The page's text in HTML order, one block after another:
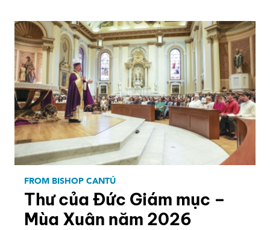
FROM BISHOP CANTÚ
Thư của Đức Giám mục –
Mùa Xuân năm 2026